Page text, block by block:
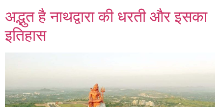
अद्भुत है नाथद्वारा की धरती और इसका
इतिहास